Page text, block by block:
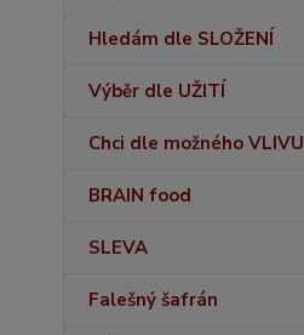
Hledám dle SLOŽENÍ
Výběr dle UŽITÍ
Chci dle možného VLIVU
BRAIN food
SLEVA
Falešný šafrán